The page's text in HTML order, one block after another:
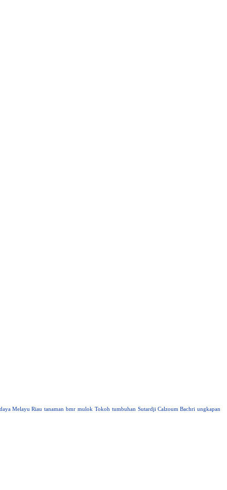
Melayu Riau tanaman bmr mulok Tokoh tumbuhan Sutardji Calzoum Bachri ungkapan